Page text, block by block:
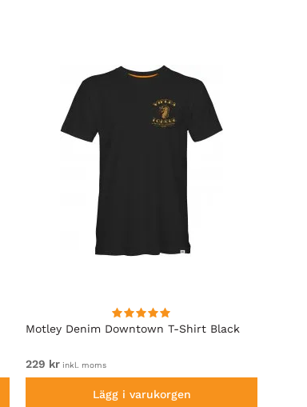
Motley Denim Downtown T-Shirt Black
229 kr inkl. moms
Lägg i varukorgen